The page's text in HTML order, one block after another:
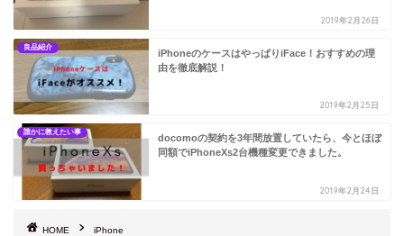
2019年2月26日
良品紹介
iPhoneのケースはやっぱりiFace！おすすめの理
由を徹底解説！
2019年2月25日
誰かに教えたい事
docomoの契約を3年間放置していたら、今とほぼ
同額でiPhoneXs2台機種変更できました。
2019年2月24日
HOME iPhone